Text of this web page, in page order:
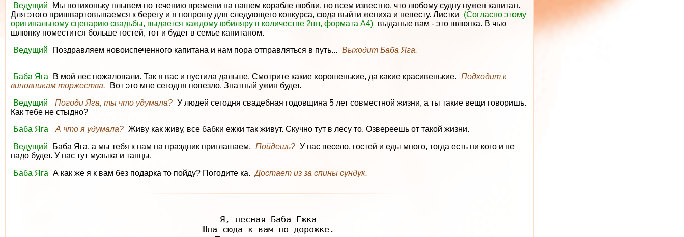
Ведущий
Мы потихоньку плывем по течению времени на нашем корабле любви, но всем известно, что любому судну нужен капитан.
Для этого пришвартовываемся к берегу и я попрошу для следующего конкурса, сюда выйти жениха и невесту. Листки
(Согласно этому
оригинальному сценарию свадьбы, выдается каждому юбиляру в количестве 2шт, формата А4) выданые вам - это шлюпка. В чью
шлюпку поместится больше гостей, тот и будет в семье капитаном.
Ведущий
Поздравляем новоиспеченного капитана и нам пора отправляться в путь... Выходит Баба Яга.
Баба Яга В мой лес пожаловали. Так я вас и пустила дальше. Смотрите какие хорошенькие, да какие красивенькие. Подходит к
виновникам торжества.
Вот это мне сегодня повезло. Знатный ужин будет.
Ведущий
Погоди Яга, ты что удумала? У людей сегодня свадебная годовщина 5 лет совместной жизни, а ты такие вещи говоришь.
Как тебе не стыдно?
Баба Яга
А что я удумала? Живу как живу, все бабки ежки так живут. Скучно тут в лесу то. Озвереешь от такой жизни.
Ведущий
Баба Яга, а мы тебя к нам на праздник приглашаем. Пойдешь? У нас весело, гостей и еды много, тогда есть ни кого и не
надо будет. У нас тут музыка и танцы.
Баба Яга А как же я к вам без подарка то пойду? Погодите ка. Достает из за спины сундук.
Я, лесная Баба Ежка
Шла сюда к вам по дорожке.